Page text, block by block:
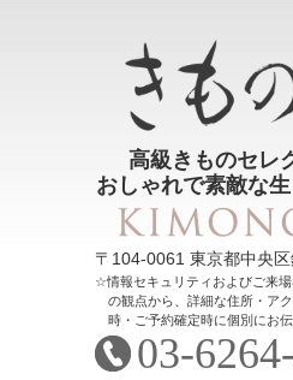
高級きものセレ
おしゃれで素敵な
〒104-0061 東京都中央区
情報セキュリティおよびご来
の観点から、詳細な住所・ア
時・ご予約確定時に個別にお伝
03-